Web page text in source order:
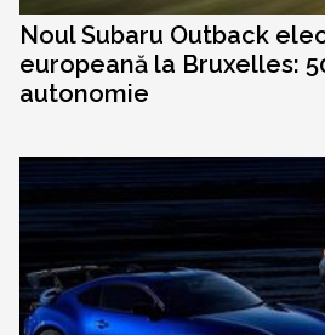
Noul Subaru Outback
europeană la Bruxelles:
autonomie